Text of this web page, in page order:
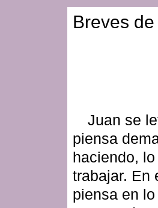
Breves
Juan se
piensa
haciendo,
trabajar. En
piensa en